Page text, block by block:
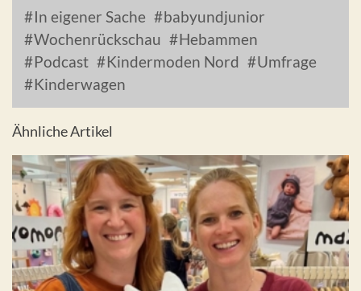
In eigener Sache
babyundjunior
Wochenrückschau
Hebammen
Podcast
Kindermoden Nord
Umfrage
Kinderwagen
Ähnliche Artikel